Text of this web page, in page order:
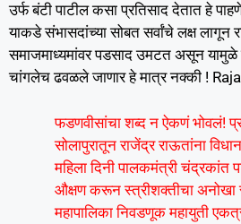
उर्फ बंटी पाटील कसा प्रतिसाद देतात हे
याकडे संभासदांच्या सोबत सर्वांचे लक्ष लागून
समाजमाध्यमांवर पडसाद उमटत असून यामुळे
चांगलेच ढवळले जाणार हे मात्र नक्की !
फडणवीसांचा शब्द न ऐकणं भोवलं!
सोलापुरातून राजेंद्र राऊतांना
महिला दिनी पालकमंत्री चंद्रकांत
औक्षण करून स्त्रीशक्तीचा अनोखा
महापालिका निवडणूक महायुती